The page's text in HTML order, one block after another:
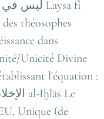
théosophes
dans
Unicité Divine
Unique (de